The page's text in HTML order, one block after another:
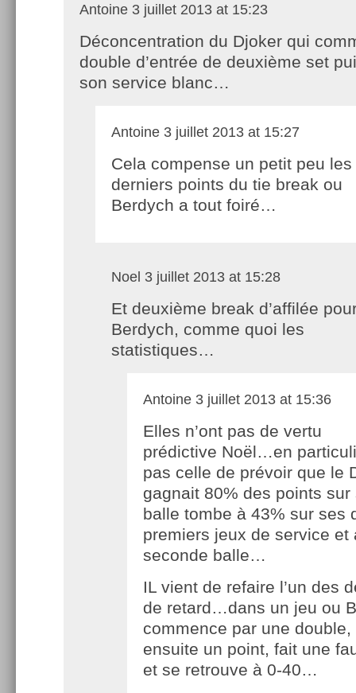
Antoine 3 juillet 2013 at 15:23
Déconcentration du Djoker qui
double d’entrée de deuxième set
son service blanc…
Antoine 3 juillet 2013 at 15:27
Cela compense un petit peu
derniers points du tie break ou
Berdych a tout foiré…
Noel 3 juillet 2013 at 15:28
Et deuxième break d’affilée
Berdych, comme quoi les
statistiques…
Antoine 3 juillet 2013 at 15:36
Elles n’ont pas de vertu
prédictive Noël…en
pas celle de prévoir que le
gagnait 80% des points sur
balle tombe à 43% sur ses
premiers jeux de service et
seconde balle…
IL vient de refaire l’un des
de retard…dans un jeu ou
commence par une double,
ensuite un point, fait une
et se retrouve à 0-40…